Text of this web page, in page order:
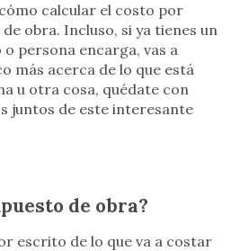
calcular el costo por
obra. Incluso, si ya tienes un
persona encarga, vas a
más acerca de lo que está
u otra cosa, quédate con
juntos de este interesante
de obra?
escrito de lo que va a costar